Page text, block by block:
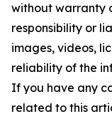
without warranty
responsibility or
images, videos,
reliability of the
If you have any
related to this